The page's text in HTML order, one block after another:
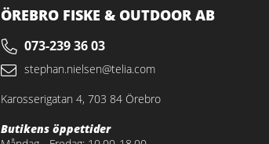
ÖREBRO FISKE & OUTDOOR AB
073-239 36 03
stephan.nielsen@telia.com
Karosserigatan 4, 703 84 Örebro
Butikens öppettider